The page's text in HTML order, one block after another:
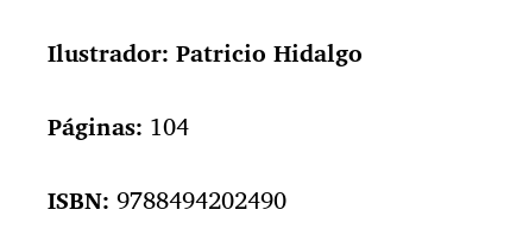
Ilustrador: Patricio Hidalgo
Páginas: 104
ISBN: 9788494202490